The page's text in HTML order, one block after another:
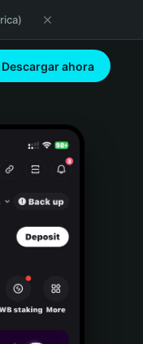
Descargar ahora